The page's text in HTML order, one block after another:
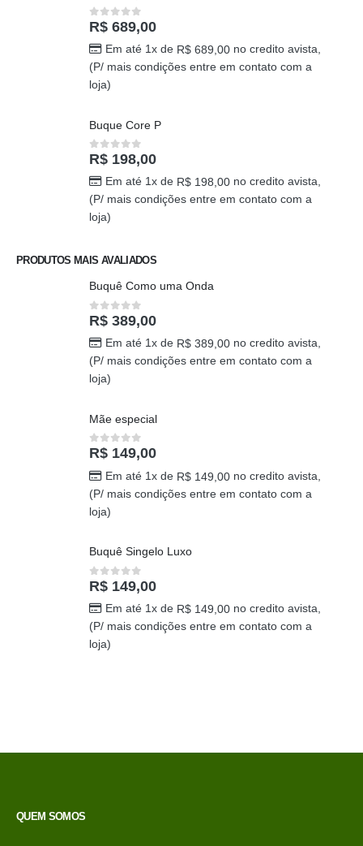
0out of 5
R$ 689,00
Em até 1x de R$689,00no credito avista,
(P/ mais condições entre em contato com a
loja)
Buque Core P
0out of 5
R$ 198,00
Em até 1x de R$198,00no credito avista,
(P/ mais condições entre em contato com a
loja)
PRODUTOS MAIS AVALIADOS
Buquê Como uma Onda
0out of 5
R$ 389,00
Em até 1x de R$389,00no credito avista,
(P/ mais condições entre em contato com a
loja)
Mãe especial
0out of 5
R$ 149,00
Em até 1x de R$149,00no credito avista,
(P/ mais condições entre em contato com a
loja)
Buquê Singelo Luxo
0out of 5
R$ 149,00
Em até 1x de R$149,00no credito avista,
(P/ mais condições entre em contato com a
loja)
QUEM SOMOS